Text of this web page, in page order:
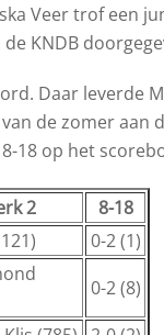
Veer trof een
KNDB
Daar leverde
de zomer aan
18 op het
2
8-18
0-2 (1)
0-2 (8)